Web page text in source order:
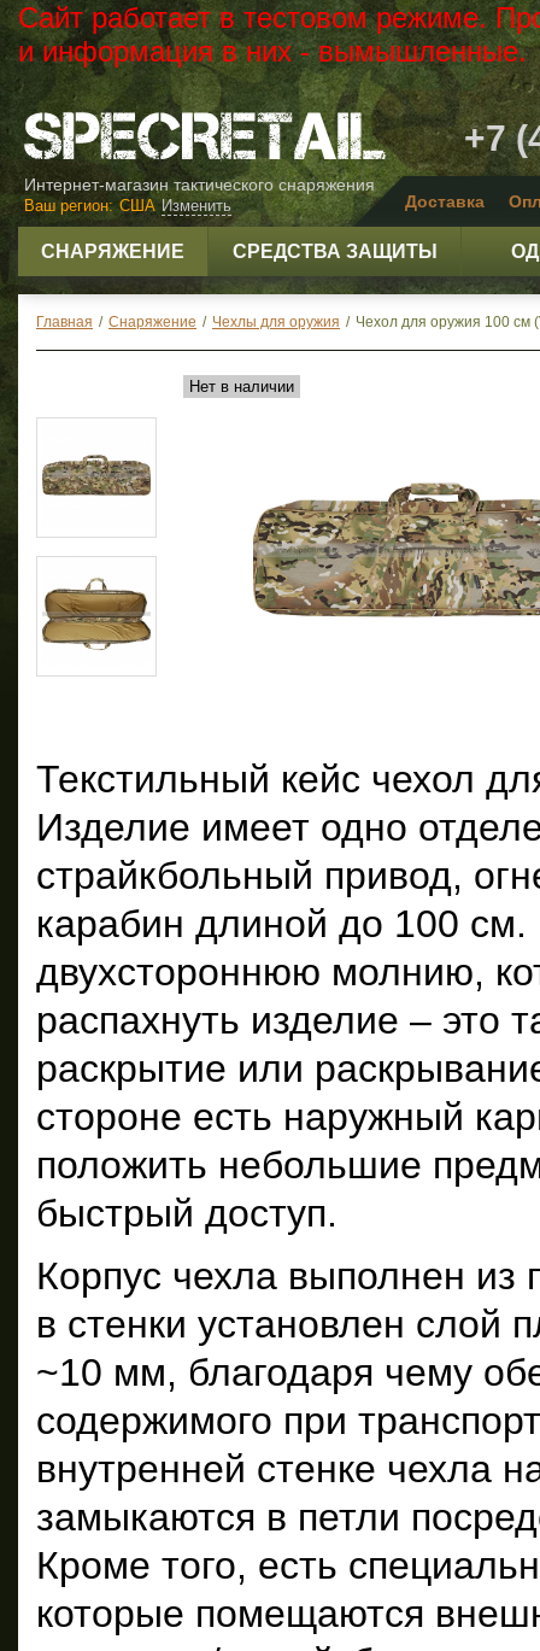
Сайт работает в тестовом режиме.
и информация в них - вымышленные.
Интернет-магазин тактического снаряжения
+7
Доставка
Изменить
Ваш регион: США
СНАРЯЖЕНИЕ СРЕДСТВА ЗАЩИТЫ
Главная / Снаряжение / Чехлы для оружия / Чехол для оружия 100 см
Нет в наличии
Текстильный кейс чехол
Изделие имеет одно
страйкбольный привод,
карабин длиной до 100 см.
двухстороннюю молнию,
распахнуть изделие – это
раскрытие или
стороне есть наружный
положить небольшие
быстрый доступ.
Корпус чехла выполнен из
в стенки установлен слой
~10 мм, благодаря чему
содержимого при
внутренней стенке чехла
замыкаются в петли
Кроме того, есть
которые помещаются